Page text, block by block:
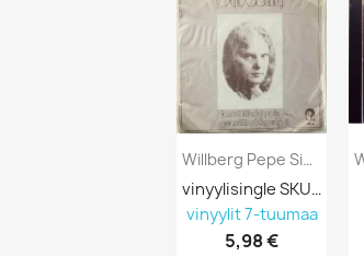
Willberg Pepe Single 7” Jos Sä Lähdet Pois...
vinyylisingle SKU 691005
vinyylit 7-tuumaa
5,98 €